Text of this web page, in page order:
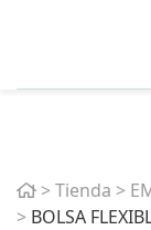
Home
>Tienda >
> BOLSA